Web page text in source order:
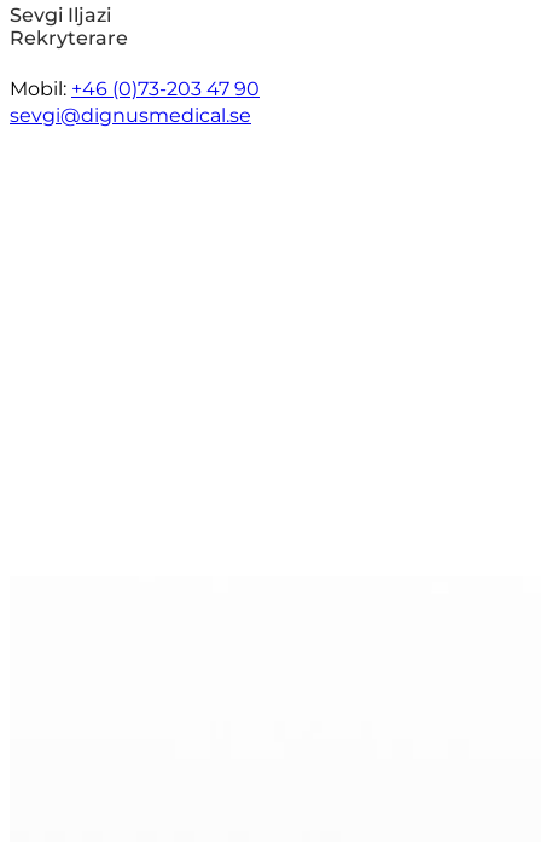
Sevgi Iljazi
Rekryterare
Mobil: +46 (0)73-203 47 90
sevgi@dignusmedical.se